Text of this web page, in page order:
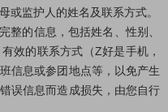
或监护人的姓名及联系方式。
整的信息，包括姓名、性别、
效的联系方式（Z好是手机，
信息或参团地点等，以免产生
误信息而造成损失，由您自行